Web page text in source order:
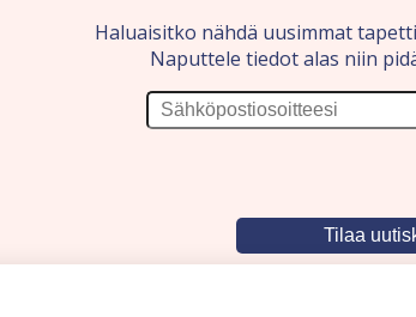
Haluaisitko nähdä uusimmat
Naputtele tiedot alas niin